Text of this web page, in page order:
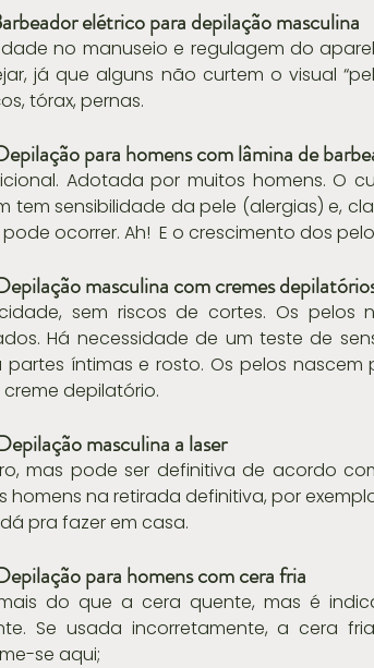
elétrico para depilação masculina
no manuseio e regulagem do
já que alguns não curtem o visual
tórax, pernas.
para homens com lâmina de
Adotada por muitos homens. O
tem sensibilidade da pele (alergias) e,
ocorrer. Ah!  E o crescimento dos
masculina com cremes
sem riscos de cortes. Os
Há necessidade de um teste de
partes íntimas e rosto. Os pelos
creme depilatório.
masculina a laser
mas pode ser definitiva de acordo
homens na retirada definitiva, por
pra fazer em casa.
para homens com cera fria
do que a cera quente, mas é
Se usada incorretamente, a cera
se aqui;